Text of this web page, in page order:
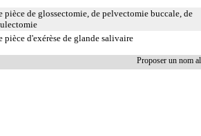
de glossectomie, de pelvectomie buccale, de
d'exérèse de glande salivaire
Proposer un nom